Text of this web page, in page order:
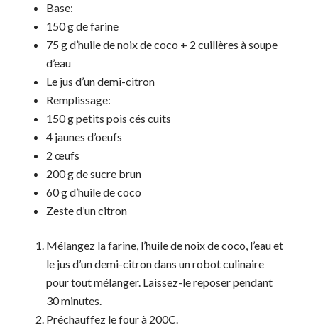
Base:
150 g de farine
75 g d’huile de noix de coco + 2 cuillères à soupe
d’eau
Le jus d’un demi-citron
Remplissage:
150 g petits pois cés cuits
4 jaunes d’oeufs
2 œufs
200 g de sucre brun
60 g d’huile de coco
Zeste d’un citron
Mélangez la farine, l’huile de noix de coco, l’eau et
le jus d’un demi-citron dans un robot culinaire
pour tout mélanger. Laissez-le reposer pendant
30 minutes.
Préchauffez le four à 200C.